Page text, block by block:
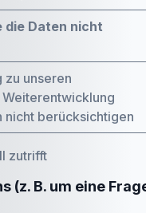
die Daten nicht
zu unseren
nicht berücksichtigen
zutrifft
(z. B. um eine